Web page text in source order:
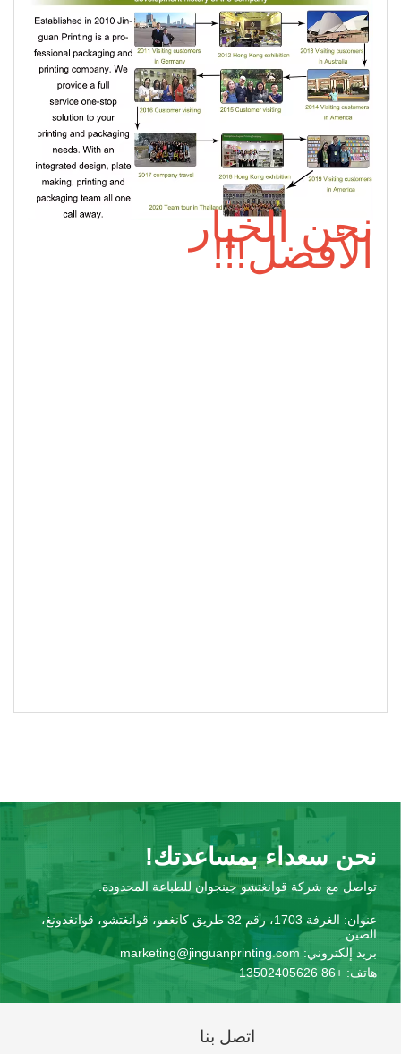
نحن الخيار
الأفضل!!!
نحن سعداء بمساعدتك!
تواصل مع شركة قوانغتشو جينجوان للطباعة المحدودة.
عنوان:
الغرفة 1703، رقم 32 طريق كانغفو، قوانغتشو، قوانغدونغ،
الصين
بريد إلكتروني: marketing@jinguanprinting.com
هاتف: +86 13502405626
اتصل بنا